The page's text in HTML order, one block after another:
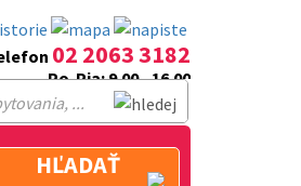
02 2063 3182
Po-Pia: 9.00 - 16.00
HĽADAŤ